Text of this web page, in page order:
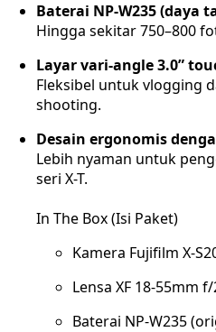
Baterai NP-W235 (daya
Hingga sekitar 750–800
Layar vari-angle 3.0”
Fleksibel untuk vlogging
shooting.
Desain ergonomis
Lebih nyaman untuk
seri X-T.
In The Box (Isi Paket)
Kamera Fujifilm X-
Lensa XF 18-55mm
Baterai NP-W235